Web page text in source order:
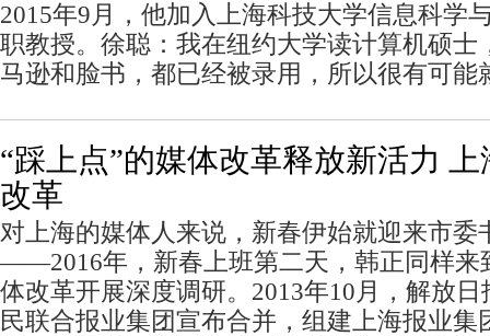
2015年9月，他加入上海科技大学信息科学
职教授。徐聪：我在纽约大学读计算机硕士
马逊和脸书，都已经被录用，所以很有可能
“踩上点”的媒体改革释放新活力
改革
对上海的媒体人来说，新春伊始就迎来市委
——2016年，新春上班第二天，韩正同样来
体改革开展深度调研。2013年10月，解放
民联合报业集团宣布合并，组建上海报业集